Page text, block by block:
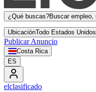
¿Qué buscas?Buscar
UbicaciónTodo Estados Unidos
Publicar Anuncio
Costa Rica
ES
elclasificado